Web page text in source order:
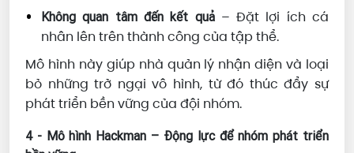
Không quan tâm đến kết quả– Đặt lợi ích cá
nhân lên trên thành công của tập thể.
Mô hình này giúp nhà quản lý nhận diện và loại
bỏ những trở ngại vô hình, từ đó thúc đẩy sự
phát triển bền vững của đội nhóm.
4 - Mô hình Hackman – Động lực để nhóm phát triển